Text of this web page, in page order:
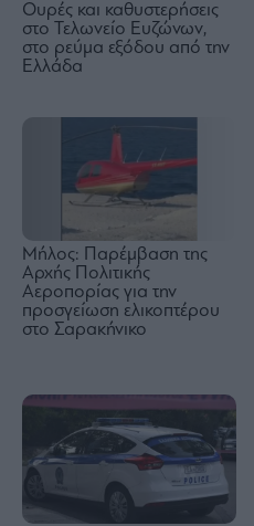
Ουρές και καθυστερήσεις
στο Τελωνείο Ευζώνων,
στο ρεύμα εξόδου από την
Ελλάδα
Μήλος: Παρέμβαση της
Αρχής Πολιτικής
Αεροπορίας για την
προσγείωση ελικοπτέρου
στο Σαρακήνικο